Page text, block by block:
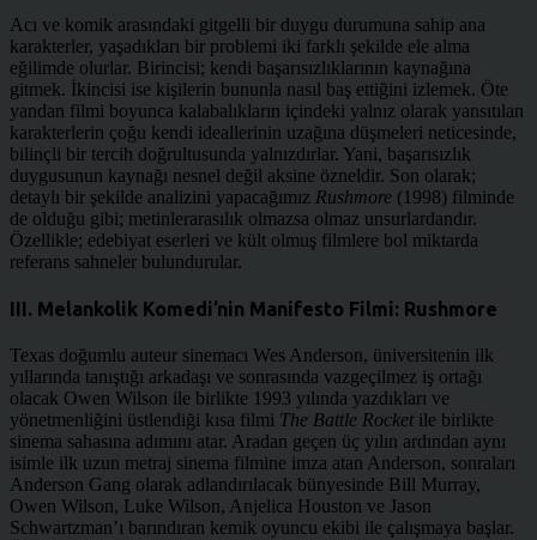
Acı ve komik arasındaki gitgelli bir duygu durumuna sahip ana
karakterler, yaşadıkları bir problemi iki farklı şekilde ele alma
eğilimde olurlar. Birincisi; kendi başarısızlıklarının kaynağına
gitmek. İkincisi ise kişilerin bununla nasıl baş ettiğini izlemek. Öte
yandan filmi boyunca kalabalıkların içindeki yalnız olarak yansıtılan
karakterlerin çoğu kendi ideallerinin uzağına düşmeleri neticesinde,
bilinçli bir tercih doğrultusunda yalnızdırlar. Yani, başarısızlık
duygusunun kaynağı nesnel değil aksine özneldir. Son olarak;
detaylı bir şekilde analizini yapacağımız Rushmore (1998) filminde
de olduğu gibi; metinlerarasılık olmazsa olmaz unsurlardandır.
Özellikle; edebiyat eserleri ve kült olmuş filmlere bol miktarda
referans sahneler bulundurular.
III. Melankolik Komedi’nin Manifesto Filmi: Rushmore
Texas doğumlu auteur sinemacı Wes Anderson, üniversitenin ilk
yıllarında tanıştığı arkadaşı ve sonrasında vazgeçilmez iş ortağı
olacak Owen Wilson ile birlikte 1993 yılında yazdıkları ve
yönetmenliğini üstlendiği kısa filmi The Battle Rocket ile birlikte
sinema sahasına adımını atar. Aradan geçen üç yılın ardından aynı
isimle ilk uzun metraj sinema filmine imza atan Anderson, sonraları
Anderson Gang olarak adlandırılacak bünyesinde Bill Murray,
Owen Wilson, Luke Wilson, Anjelica Houston ve Jason
Schwartzman’ı barındıran kemik oyuncu ekibi ile çalışmaya başlar.